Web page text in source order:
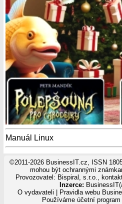
Manuál Linux
©2011-2026 BusinessIT.cz, ISSN
mohou být ochrannými
Provozovatel: Bispiral, s.r.o.,
Inzerce:
O vydavateli
Pravidla webu
Používáme účetní